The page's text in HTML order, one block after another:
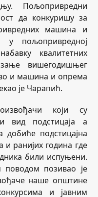
Пољопривредни
да конкуришу за
машина и
пољопривредној
квалитетних
вишегодишњег
и машина и опрема
је Чарапић.
који су
вид подстицаја а
добиће подстицајна
и ранијих година где
били испуњени.
позивао је
наше општине
и јавним